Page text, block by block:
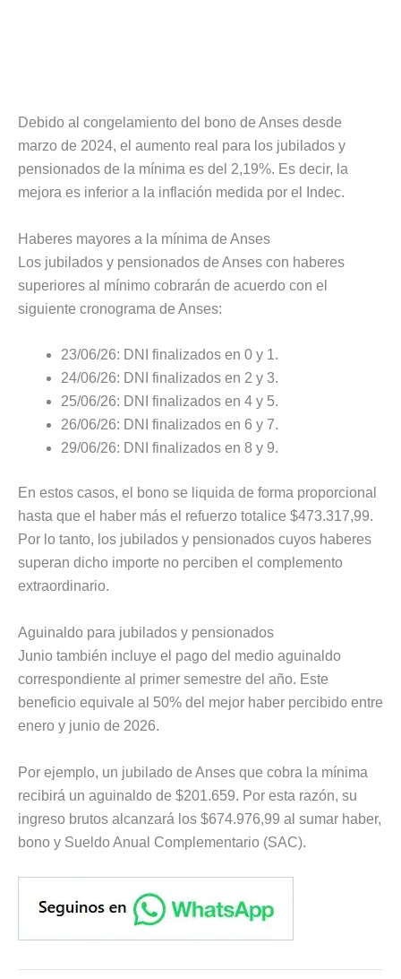
Debido al congelamiento del bono de Anses desde
marzo de 2024, el aumento real para los jubilados y
pensionados de la mínima es del 2,19%. Es decir, la
mejora es inferior a la inflación medida por el Indec.
Haberes mayores a la mínima de Anses
Los jubilados y pensionados de Anses con haberes
superiores al mínimo cobrarán de acuerdo con el
siguiente cronograma de Anses:
23/06/26: DNI finalizados en 0 y 1.
24/06/26: DNI finalizados en 2 y 3.
25/06/26: DNI finalizados en 4 y 5.
26/06/26: DNI finalizados en 6 y 7.
29/06/26: DNI finalizados en 8 y 9.
En estos casos, el bono se liquida de forma proporcional
hasta que el haber más el refuerzo totalice $473.317,99.
Por lo tanto, los jubilados y pensionados cuyos haberes
superan dicho importe no perciben el complemento
extraordinario.
Aguinaldo para jubilados y pensionados
Junio también incluye el pago del medio aguinaldo
correspondiente al primer semestre del año. Este
beneficio equivale al 50% del mejor haber percibido entre
enero y junio de 2026.
Por ejemplo, un jubilado de Anses que cobra la mínima
recibirá un aguinaldo de $201.659. Por esta razón, su
ingreso brutos alcanzará los $674.976,99 al sumar haber,
bono y Sueldo Anual Complementario (SAC).